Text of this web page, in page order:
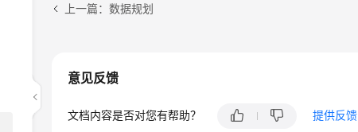
上一篇：数据规划
意见反馈
文档内容是否对您有帮助？ 提供反馈